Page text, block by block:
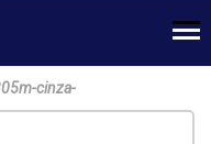
cinza-